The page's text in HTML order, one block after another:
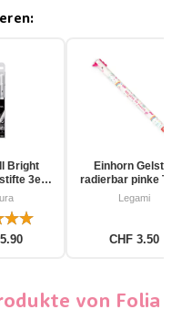
Bright
3er
Einhorn Gelstift
radierbar pinke
Legami
CHF 3.50
von Folia